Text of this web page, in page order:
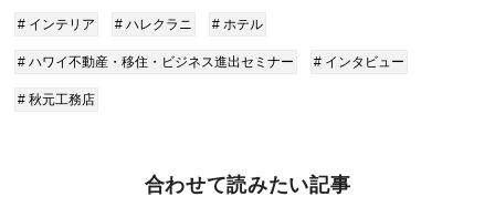
# インテリア # ハレクラニ # ホテル
# ハワイ不動産・移住・ビジネス進出セミナー # インタビュー
# 秋元工務店
合わせて読みたい記事